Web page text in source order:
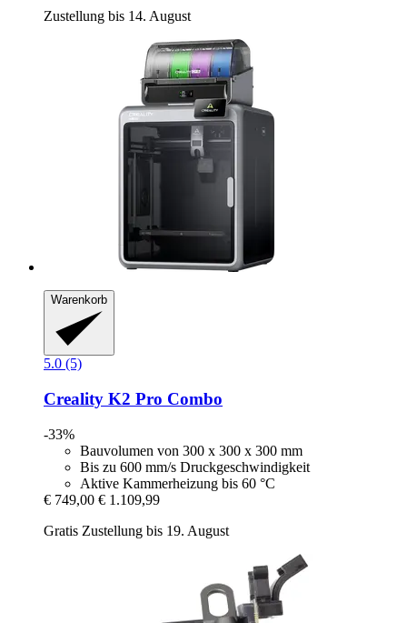
Zustellung bis 14. August
Warenkorb
5.0 (5)
Creality K2 Pro Combo
-33%
Bauvolumen von 300 x 300 x 300 mm
Bis zu 600 mm/s Druckgeschwindigkeit
Aktive Kammerheizung bis 60 °C
€ 749,00 € 1.109,99
Gratis Zustellung bis 19. August